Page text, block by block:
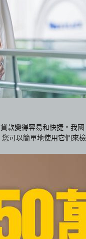
款變得容易和快捷。我國
可以簡單地使用它們來檢